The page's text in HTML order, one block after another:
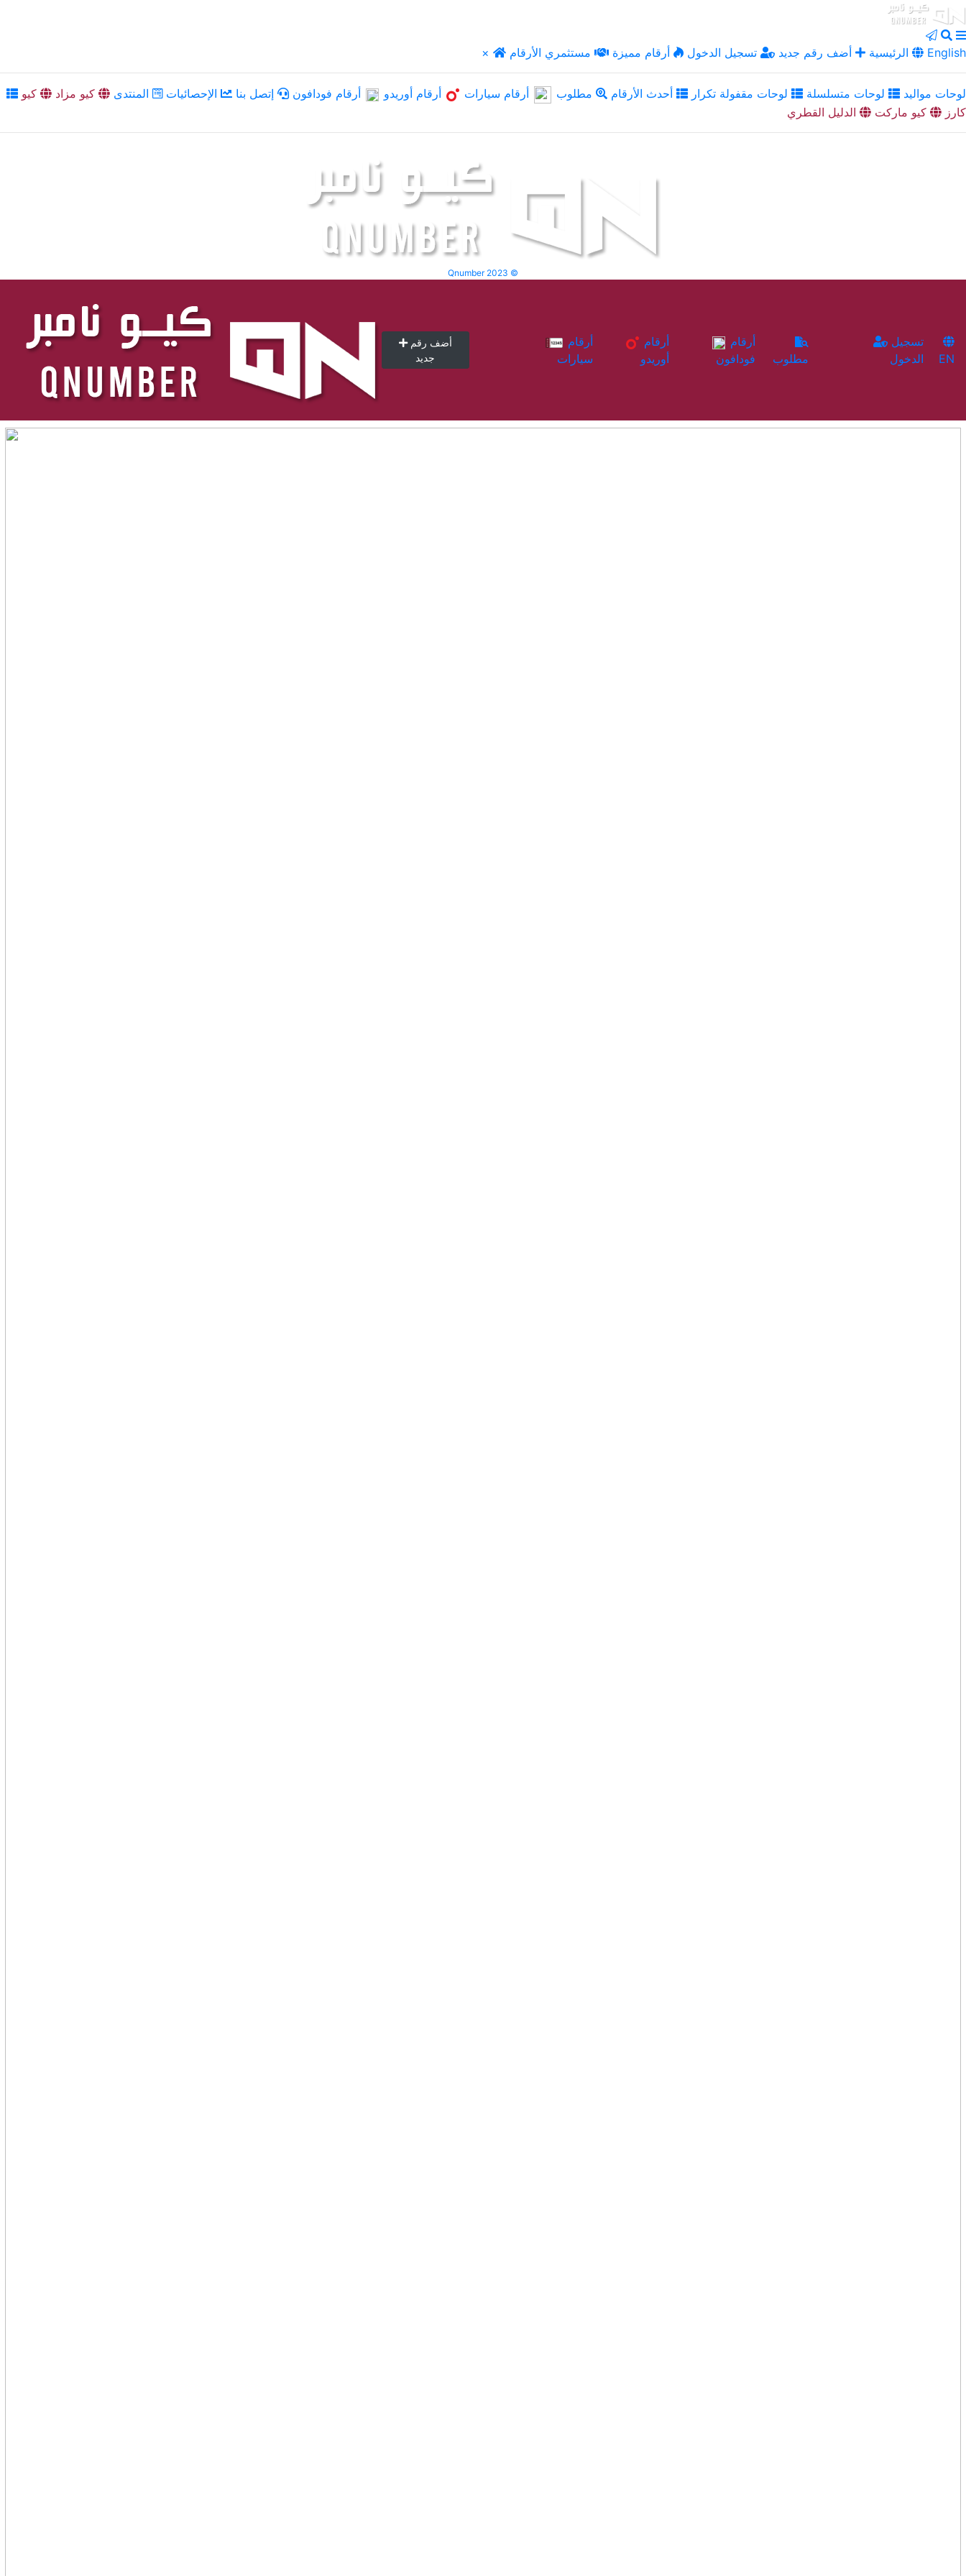
× الرئيسية أضف رقم جديد تسجيل الدخول أرقام مميزة مستثمري الأرقام English
لوحات مواليد لوحات متسلسلة لوحات مقفولة تكرار أحدث الأرقام مطلوب أرقام سيارات أرقام أوريدو أرقام فودافون إتصل بنا الإحصائيات المنتدى كيو مزاد
كيو
كارز
كيو ماركت الدليل القطري
Qnumber 2023 ©
أضف رقم
جديد
سيارات
أوريدو
فودافون
مطلوب
الدخول
EN